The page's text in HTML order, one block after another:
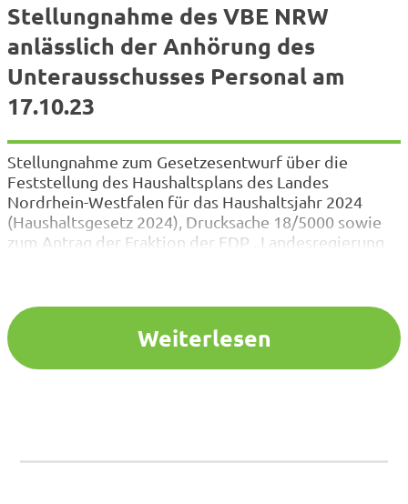
Stellungnahme des VBE NRW
anlässlich der Anhörung des
Unterausschusses Personal am
17.10.23
Stellungnahme zum Gesetzesentwurf über die
Feststellung des Haushaltsplans des Landes
Nordrhein-Westfalen für das Haushaltsjahr 2024
(Haushaltsgesetz 2024), Drucksache 18/5000 sowie
zum Antrag der Fraktion der FDP „Landesregierung
sichern“, Drucksache 18/4571 . Der VBE NRW nimmt
zum vorliegenden Gesetzesentwurf und zum…
Weiterlesen